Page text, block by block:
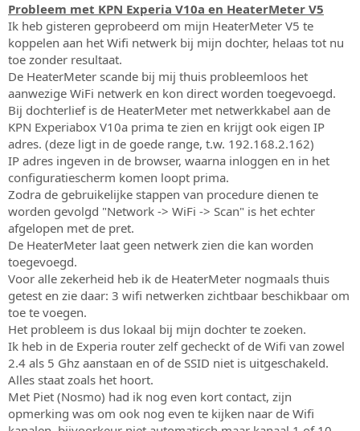
Probleem met KPN Experia V10a en HeaterMeter V5
Ik heb gisteren geprobeerd om mijn HeaterMeter V5 te
koppelen aan het Wifi netwerk bij mijn dochter, helaas tot nu
toe zonder resultaat.
De HeaterMeter scande bij mij thuis probleemloos het
aanwezige WiFi netwerk en kon direct worden toegevoegd.
Bij dochterlief is de HeaterMeter met netwerkkabel aan de
KPN Experiabox V10a prima te zien en krijgt ook eigen IP
adres. (deze ligt in de goede range, t.w. 192.168.2.162)
IP adres ingeven in de browser, waarna inloggen en in het
configuratiescherm komen loopt prima.
Zodra de gebruikelijke stappen van procedure dienen te
worden gevolgd "Network -> WiFi -> Scan" is het echter
afgelopen met de pret.
De HeaterMeter laat geen netwerk zien die kan worden
toegevoegd.
Voor alle zekerheid heb ik de HeaterMeter nogmaals thuis
getest en zie daar: 3 wifi netwerken zichtbaar beschikbaar om
toe te voegen.
Het probleem is dus lokaal bij mijn dochter te zoeken.
Ik heb in de Experia router zelf gecheckt of de Wifi van zowel
2.4 als 5 Ghz aanstaan en of de SSID niet is uitgeschakeld.
Alles staat zoals het hoort.
Met Piet (Nosmo) had ik nog even kort contact, zijn
opmerking was om ook nog even te kijken naar de Wifi